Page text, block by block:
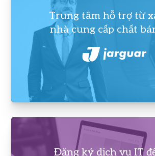
Trung tâm hỗ trợ từ
nhà cung cấp chất
Đăng ký dịch vụ IT